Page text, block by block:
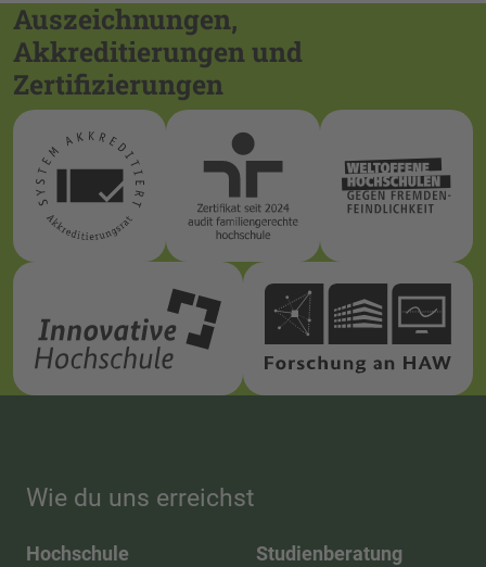
Auszeichnungen,
Akkreditierungen und
Zertifizierungen
Wie du uns erreichst
Hochschule
Studienberatung